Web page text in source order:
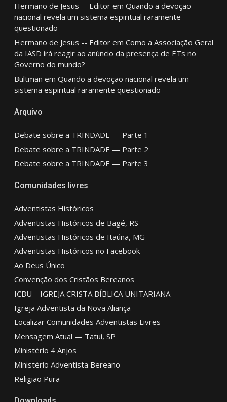
Hermano de Jesus -- Editorem Quando a devoção
nacional revela um sistema espiritual raramente
questionado
Hermano de Jesus -- Editorem Como a Associação Geral
da IASD irá reagir ao anúncio da presença de ETs no
Governo do mundo?
Bultman em Quando a devoção nacional revela um
sistema espiritual raramente questionado
Arquivo
Debate sobre a TRINDADE — Parte 1
Debate sobre a TRINDADE — Parte 2
Debate sobre a TRINDADE — Parte 3
Comunidades livres
Adventistas Históricos
Adventistas Históricos de Bagé, RS
Adventistas Históricos de Itaúna, MG
Adventistas Históricos no Facebook
Ao Deus Único
Convenção dos Cristãos Bereanos
ICBU – IGREJA CRISTÃ BÍBLICA UNITARIANA
Igreja Adventista da Nova Aliança
Localizar Comunidades Adventistas Livres
Mensagem Atual — Tatuí, SP
Ministério 4 Anjos
Ministério Adventista Bereano
Religião Pura